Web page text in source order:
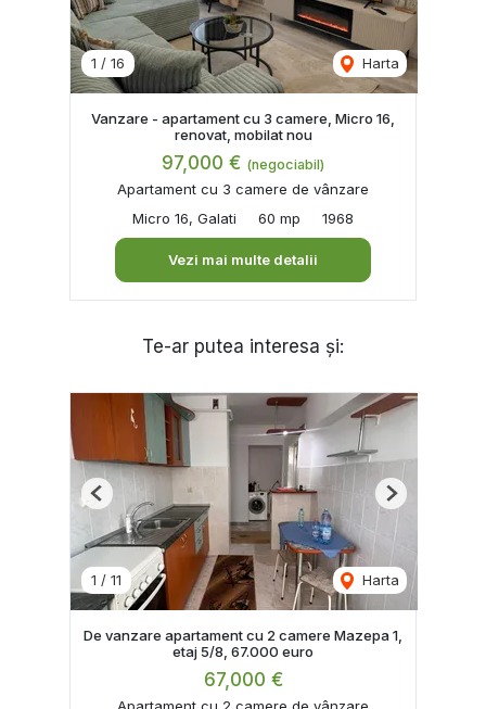
1 / 16 Harta
Vanzare - apartament cu 3 camere, Micro 16,
renovat, mobilat nou
97,000 € (negociabil)
Apartament cu 3 camere de vânzare
Micro 16, Galati
60 mp 1968
Vezi mai multe detalii
Te-ar putea interesa și:
1 / 11 Harta
Previous Next
De vanzare apartament cu 2 camere Mazepa 1,
etaj 5/8, 67.000 euro
67,000 €
Apartament cu 2 camere de vânzare